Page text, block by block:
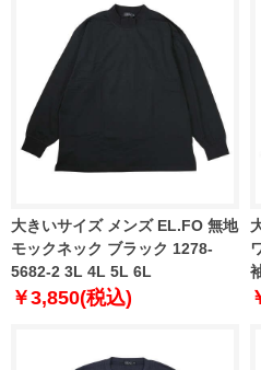
大きいサイズ メンズ EL.FO 無地
モックネック ブラック 1278-
5682-2 3L 4L 5L 6L
￥3,850(税込)